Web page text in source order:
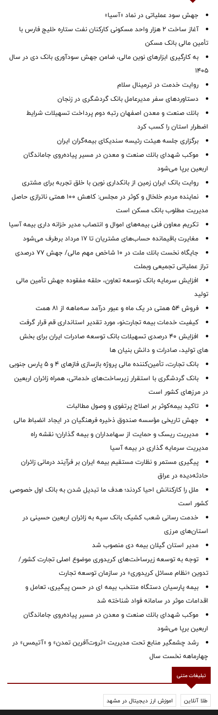
جهش سود عملیاتی در نماد «آسیا»
آغاز ساخت ۲ هزار واحد مسکونی کارکنان نفت ستاره خلیج فارس با
تأمین مالی بانک مسکن
به کارگیری ابزارهای نوین مالی، ضامن جهش سودآوری بانک دی در سال
1405
روایت خدمت در ترمینال سلام
دستاوردهای سفر مدیرعامل بانک گردشگری در زنجان
بانك صنعت و معدن اصفهان رتبه دوم پرداخت تسهیلات شرایط
اضطرار استان را كسب كرد
برگزاری جلسه هیئت رئیسه سندیکای بیمه‌گران ایران
موكب شهدای بانك صنعت و معدن در مسیر پیاده‌روی جاماندگان
اربعین برپا می‌شود
روایت بانک ایران زمین از بانکداری نوین با خلق تجربه برای مشتری
نماینده مردم خلخال و کوثر در مجلس: کاهش ۱۰۰ همتی ناترازی حاصل
مدیریت مطلوب بانک مسکن است
تکریم معاون فنی بیمه‌های اموال و انتصاب مدیر خزانه داری بیمه آسیا
مغایرت‌ باقیمانده حساب‌های مشتریان تا ۱۷ مرداد برطرف می‌شود
جایگاه نخست بانك ملت در 10 شاخص مهم مالی/ جهش 77 درصدی
تراز عملیاتی تجمیعی وبملت
افزایش سرمایه بانک توسعه تعاون، حلقه مفقوده جهش تأمین مالی
تولید
فروش 54 همتی در یک ماه و عبور درآمد سه‌ماهه از 81 همت
کیفیت خدمات بیمه تجارت‌نو، مورد تقدیر استانداری قم قرار گرفت
افزایش 40 درصدی تسهیلات بانک توسعه صادرات ایران برای بخش
های تولید، صادرات و دانش بنیان ها
بانک تجارت، تأمین‌کننده مالی پروژه بازسازی فازهای ۴ و ۵ پارس جنوبی
بانک گردشگری با استقرار زیرساخت‌های خدماتی، همراه زائران اربعین
در مرزهای کشور است
تاکید بیمه‌کوثر بر اصلاح پرتفوی و وصول مطالبات ‌
جهش تاریخی مؤسسه صندوق ذخیره فرهنگیان در ایجاد انضباط مالی
مدیریت ریسک و حمایت از سهامداران و بیمه گذاران؛ نقشه راه
مدیریت سرمایه گذاری در بیمه آسیا
پیگیری مستمر و نظارت مستقیم بیمه ایران بر فرآیند درمانی زائران
حادثه‌دیده در عراق
ملل را کارکنانش احیا کردند؛ هدف ما تبدیل شدن به بانک اول خصوصی
کشور است
خدمت رسانی شعب کشیک بانک سپه به زائران اربعین حسینی در
استان‌‌های مرزی
‌مدیر استان گیلان بیمه دی منصوب شد
توجه به توسعه زیرساخت‌های کریدوری موضوع اصلی تجارت کشور/
تدوین «نظام مسائل کریدوری» در سازمان توسعه تجارت
بیمه پارسیان دستگاه منتخب بیمه ای در حسن پیگیری، تعامل و
اقدامات موثر در سامانه فواد شناخته شد
موكب شهدای بانك صنعت و معدن در مسیر پیاده‌روی جاماندگان
اربعین برپا می‌شود
رشد چشمگیر منابع تحت مدیریت «ثروت‌آفرین تمدن» و «آتیمس» در
چهارماهه نخست سال
تبلیغات متنی
طلا آنلاین اموزش ارز دیجیتال در مشهد